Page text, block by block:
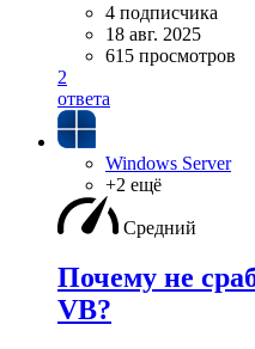
4 подписчика
18 авг. 2025
615 просмотров
2
ответа
Windows Server
+2 ещё
Средний
Почему не
VB?